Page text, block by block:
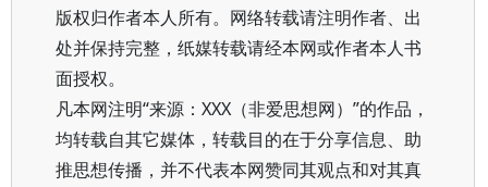
版权归作者本人所有。网络转载请注明作者、出
处并保持完整，纸媒转载请经本网或作者本人书
面授权。
凡本网注明“来源：XXX（非爱思想网）”的作品，
均转载自其它媒体，转载目的在于分享信息、助
推思想传播，并不代表本网赞同其观点和对其真